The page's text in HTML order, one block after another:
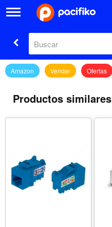
Amazon Vender Ofertas
Productos similares